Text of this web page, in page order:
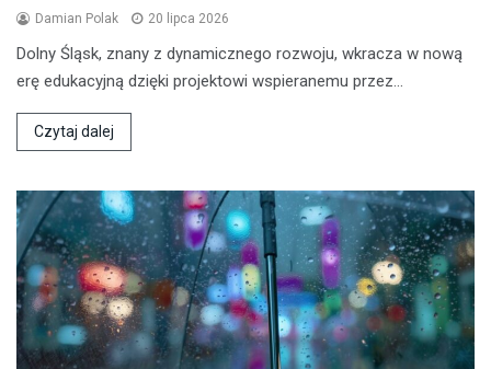
Damian Polak 20 lipca 2026
Dolny Śląsk, znany z dynamicznego rozwoju, wkracza w nową
erę edukacyjną dzięki projektowi wspieranemu przez…
Czytaj dalej